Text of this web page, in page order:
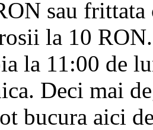
sau frittata
la 10
la 11:00 de
Deci mai
bucura aici